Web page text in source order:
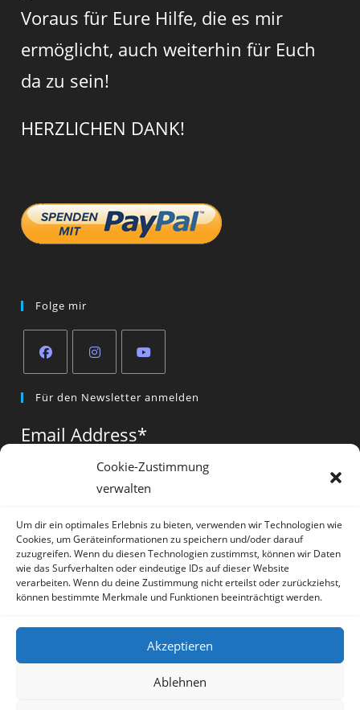
Cookie-Zustimmung
verwalten
Um dir ein optimales Erlebnis zu bieten, verwenden wir Technologien wie
Cookies, um Geräteinformationen zu speichern und/oder darauf
zuzugreifen. Wenn du diesen Technologien zustimmst, können wir Daten
wie das Surfverhalten oder eindeutige IDs auf dieser Website
verarbeiten. Wenn du deine Zustimmung nicht erteilst oder zurückziehst,
können bestimmte Merkmale und Funktionen beeinträchtigt werden.
Akzeptieren
Ablehnen
Voraus für Eure Hilfe, die es mir
ermöglicht, auch weiterhin für Euch
da zu sein!
HERZLICHEN DANK!
Folge mir
in
new
in
new
in
new
tab
Für den Newsletter anmelden
Email Address*
Vorname*